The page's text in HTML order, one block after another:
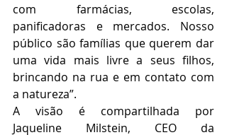
com farmácias, escolas,
panificadoras e mercados. Nosso
público são famílias que querem dar
uma vida mais livre a seus filhos,
brincando na rua e em contato com
a natureza”.
A visão é compartilhada por
Jaqueline Milstein, CEO da